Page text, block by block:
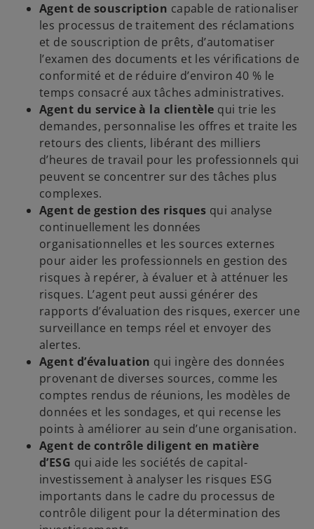
Agent de souscription capable de rationaliser
les processus de traitement des réclamations
et de souscription de prêts, d’automatiser
l’examen des documents et les vérifications de
conformité et de réduire d’environ 40 % le
temps consacré aux tâches administratives.
Agent du service à la clientèle qui trie les
demandes, personnalise les offres et traite les
retours des clients, libérant des milliers
d’heures de travail pour les professionnels qui
peuvent se concentrer sur des tâches plus
complexes.
Agent de gestion des risques qui analyse
continuellement les données
organisationnelles et les sources externes
pour aider les professionnels en gestion des
risques à repérer, à évaluer et à atténuer les
risques. L’agent peut aussi générer des
rapports d’évaluation des risques, exercer une
surveillance en temps réel et envoyer des
alertes.
Agent d’évaluation qui ingère des données
provenant de diverses sources, comme les
comptes rendus de réunions, les modèles de
données et les sondages, et qui recense les
points à améliorer au sein d’une organisation.
Agent de contrôle diligent en matière
d’ESG qui aide les sociétés de capital-
investissement à analyser les risques ESG
importants dans le cadre du processus de
contrôle diligent pour la détermination des